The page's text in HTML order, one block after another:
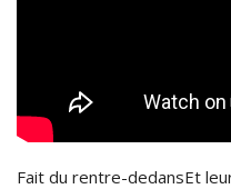
Fait du rentre-dedansEt